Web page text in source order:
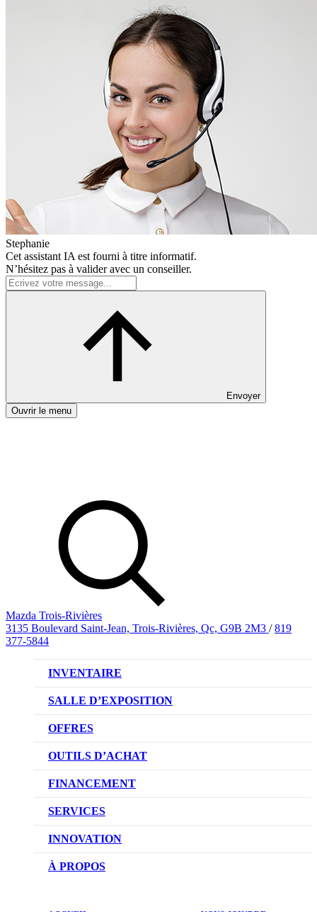
Stephanie
Cet assistant IA est fourni à titre informatif.
N’hésitez pas à valider avec un conseiller.
Envoyer
Ouvrir le menu
Mazda Trois-Rivières
3135 Boulevard Saint-Jean, Trois-Rivières, Qc, G9B 2M3 / 819
377-5844
INVENTAIRE
VÉHICULES NEUFS
VÉHICULES D’OCCASION
SALLE D’EXPOSITION
OFFRES
OFFRES DU CONCESSIONNAIRE
OUTILS D’ACHAT
CONFIGUREZ VOTRE VÉHICULE
RÉSERVEZ UN ESSAI ROUTIER
DEMANDEZ UN PRIX
FINANCEMENT
NOTRE DIFFÉRENCE
DEMANDE DE CRÉDIT AUTO
SERVICES
NOTRE PROMESSE
PRENDRE UN RENDEZ-VOUS
INNOVATION
TECHNOLOGIE SKYACTIV
À PROPOS